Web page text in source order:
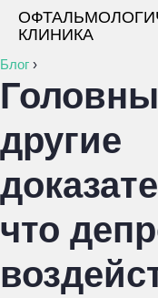
КЛИНИКА
Блог ›
другие
что